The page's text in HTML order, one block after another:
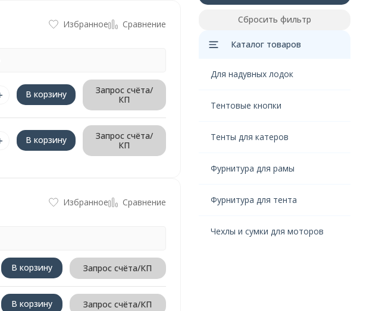
Избранное Сравнение
В корзину
Запрос счёта/
КП
В корзину
Запрос счёта/
КП
Избранное Сравнение
В корзину Запрос счёта/КП
В корзину Запрос счёта/КП
Сбросить фильтр
Каталог товаров
Для надувных лодок
Тентовые кнопки
Тенты для катеров
Фурнитура для рамы
Фурнитура для тента
Чехлы и сумки для моторов